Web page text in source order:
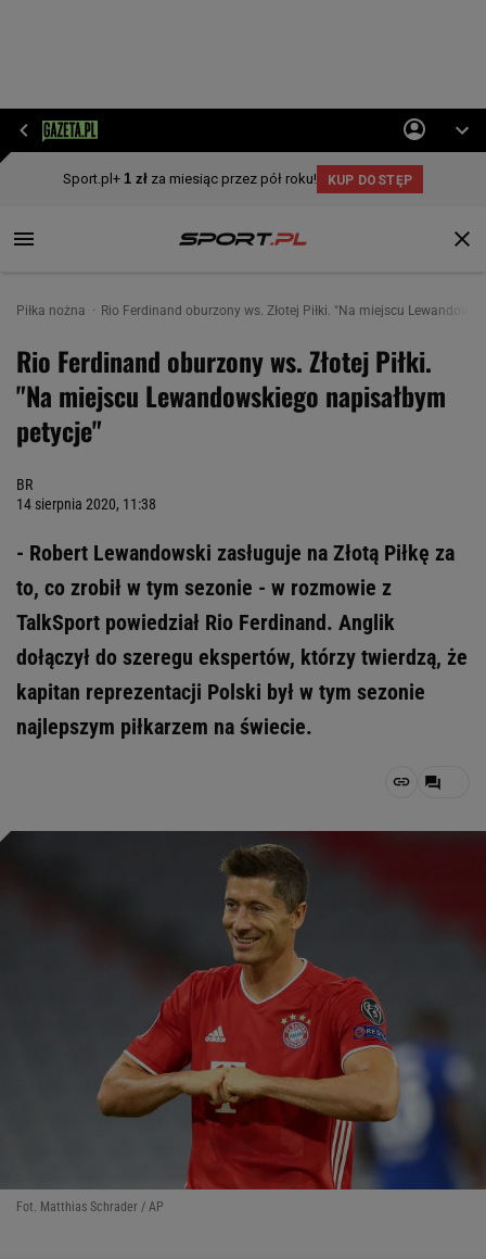
Piłka nożna Rio Ferdinand oburzony ws. Złotej Piłki. "Na miejscu
Rio Ferdinand oburzony ws. Złotej Piłki.
"Na miejscu Lewandowskiego napisałbym
petycje"
BR
14 sierpnia 2020, 11:38
- Robert Lewandowski zasługuje na Złotą Piłkę za
to, co zrobił w tym sezonie - w rozmowie z
TalkSport powiedział Rio Ferdinand. Anglik
dołączył do szeregu ekspertów, którzy twierdzą, że
kapitan reprezentacji Polski był w tym sezonie
najlepszym piłkarzem na świecie.
Fot. Matthias Schrader / AP